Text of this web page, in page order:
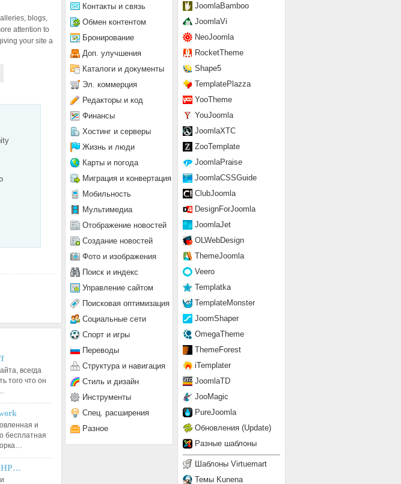
blogs,
attention to
your site a
всегда
того что он
и
бесплатная
JoomlaBamboo
JoomlaVi
NeoJoomla
RocketTheme
Shape5
TemplatePlazza
YooTheme
YouJoomla
JoomlaXTC
ZooTemplate
JoomlaPraise
JoomlaCSSGuide
ClubJoomla
DesignForJoomla
JoomlaJet
OLWebDesign
ThemeJoomla
Veero
Templatka
TemplateMonster
JoomShaper
OmegaTheme
ThemeForest
iTemplater
JoomlaTD
JooMagic
PureJoomla
Обновления (Update)
Разные шаблоны
Шаблоны Virtuemart
Темы Kunena
Контакты и связь
Обмен контентом
Бронирование
Доп. улучшения
Каталоги и документы
Эл. коммерция
Редакторы и код
Финансы
Хостинг и серверы
Жизнь и люди
Карты и погода
Миграция и конвертация
Мобильность
Мультимедиа
Отображение новостей
Создание новостей
Фото и изображения
Поиск и индекс
Управление сайтом
Поисковая оптимизация
Социальные сети
Спорт и игры
Переводы
Структура и навигация
Стиль и дизайн
Инструменты
Спец. расширения
Разное